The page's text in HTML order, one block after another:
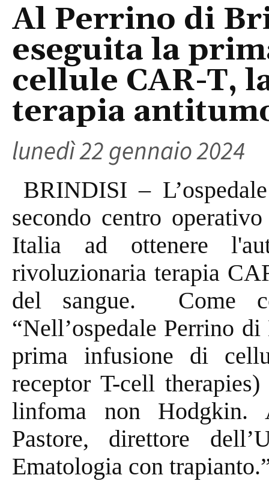
Al Perrino di
eseguita la
cellule CAR-T,
terapia
lunedì 22 gennaio 2024
BRINDISI –
secondo centro
Italia ad ottenere
rivoluzionaria terapia
del sangue.
Come
“Nell’ospedale Perrino
prima infusione di
receptor T-cell
linfoma non Hodgkin.
Pastore, direttore
Ematologia con